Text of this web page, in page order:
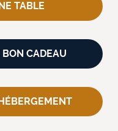
TABLE
BON CADEAU